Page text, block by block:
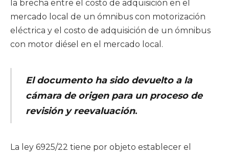
la brecha entre el costo de adquisición en el
mercado local de un ómnibus con motorización
eléctrica y el costo de adquisición de un ómnibus
con motor diésel en el mercado local.
El documento ha sido devuelto a la
cámara de origen para un proceso de
revisión y reevaluación.
La ley 6925/22 tiene por objeto establecer el